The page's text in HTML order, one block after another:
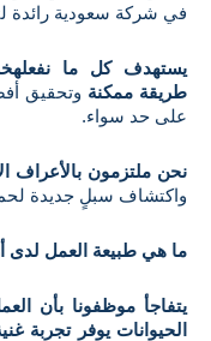
في شركة سعودية رائدة
يستهدف كل ما نفعله
طريقة ممكنة وتحقيق
على حد سواء.
نحن ملتزمون بالأعراف
واكتشاف سبلٍ جديدة
ما هي طبيعة العمل لدى
يتفاجأ موظفونا بأن
الحيوانات يوفر تجربة